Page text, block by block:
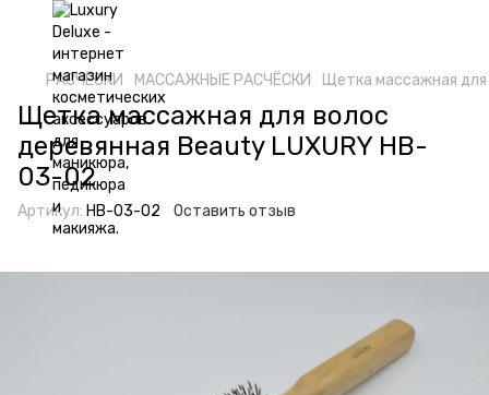
РАСЧËСКИ МАССАЖНЫЕ РАСЧËСКИ Щетка массажная для
Щетка массажная для волос
деревянная Beauty LUXURY HB-
03-02
Артикул: HB-03-02 Оставить отзыв